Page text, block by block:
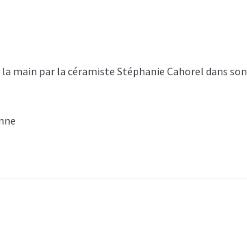
main par la céramiste Stéphanie Cahorel dans son